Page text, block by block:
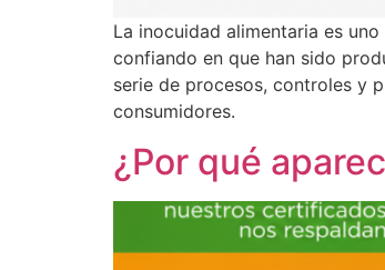
La inocuidad alimentaria es
confiando en que han sido
serie de procesos, controles y
consumidores.
¿Por qué